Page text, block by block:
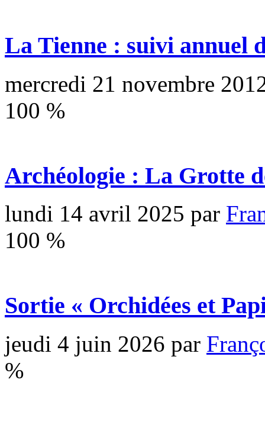
La Tienne : suivi annuel
mercredi 21 novembre
100 %
Archéologie : La Grotte
lundi 14 avril 2025 par
100 %
Sortie « Orchidées et
jeudi 4 juin 2026 par
%